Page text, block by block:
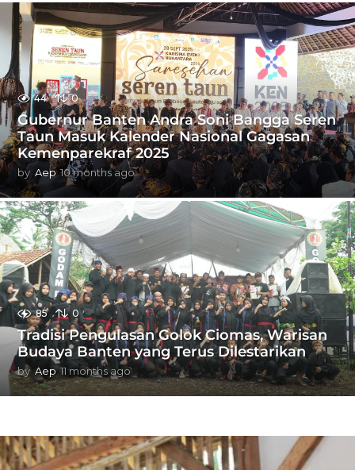
44 0
Gubernur Banten Andra Soni Bangga Seren
Taun Masuk Kalender Nasional Gagasan
Kemenparekraf 2025
by Aep 10 months ago1
0
o
n
h
s
a
g
o
85 0
Tradisi Pengulasan Golok Ciomas, Warisan
Budaya Banten yang Terus Dilestarikan
by Aep 11 months ago1
1
t
h